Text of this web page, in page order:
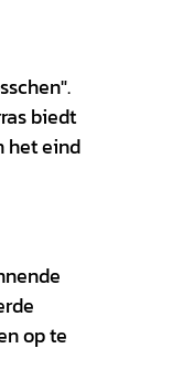
biedt
het eind
op te